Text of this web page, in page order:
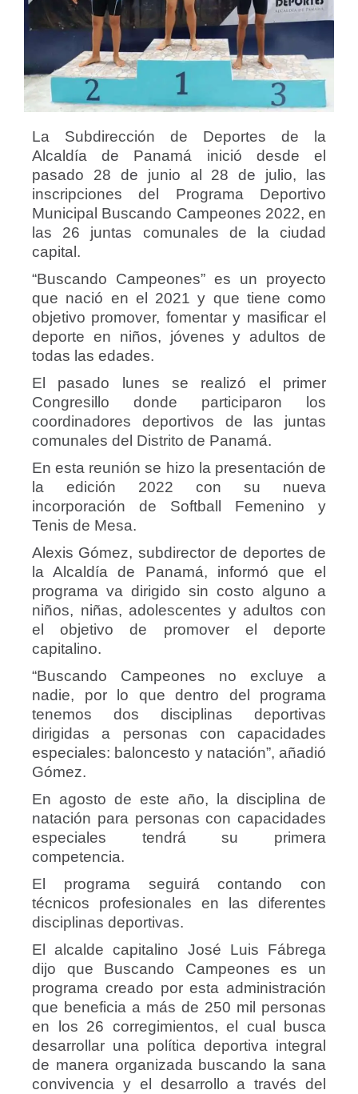
La Subdirección de Deportes de la
Alcaldía de Panamá inició desde el
pasado 28 de junio al 28 de julio, las
inscripciones del Programa Deportivo
Municipal Buscando Campeones 2022, en
las 26 juntas comunales de la ciudad
capital.
“Buscando Campeones” es un proyecto
que nació en el 2021 y que tiene como
objetivo promover, fomentar y masificar el
deporte en niños, jóvenes y adultos de
todas las edades.
El pasado lunes se realizó el primer
Congresillo donde participaron los
coordinadores deportivos de las juntas
comunales del Distrito de Panamá.
En esta reunión se hizo la presentación de
la edición 2022 con su nueva
incorporación de Softball Femenino y
Tenis de Mesa.
Alexis Gómez, subdirector de deportes de
la Alcaldía de Panamá, informó que el
programa va dirigido sin costo alguno a
niños, niñas, adolescentes y adultos con
el objetivo de promover el deporte
capitalino.
“Buscando Campeones no excluye a
nadie, por lo que dentro del programa
tenemos dos disciplinas deportivas
dirigidas a personas con capacidades
especiales: baloncesto y natación”, añadió
Gómez.
En agosto de este año, la disciplina de
natación para personas con capacidades
especiales tendrá su primera
competencia.
El programa seguirá contando con
técnicos profesionales en las diferentes
disciplinas deportivas.
El alcalde capitalino José Luis Fábrega
dijo que Buscando Campeones es un
programa creado por esta administración
que beneficia a más de 250 mil personas
en los 26 corregimientos, el cual busca
desarrollar una política deportiva integral
de manera organizada buscando la sana
convivencia y el desarrollo a través del